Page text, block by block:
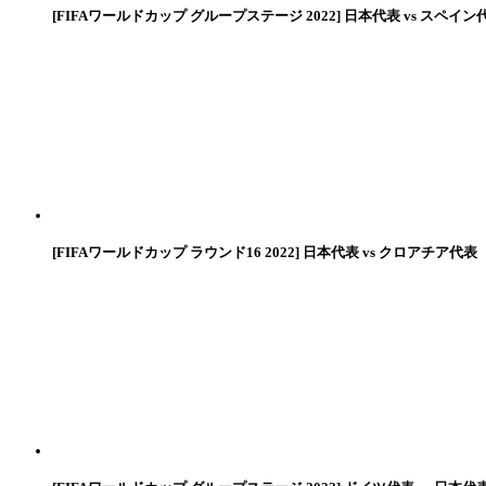
[FIFAワールドカップ グループステージ 2022] 日本代表 vs スペイン
[FIFAワールドカップ ラウンド16 2022] 日本代表 vs クロアチア代表